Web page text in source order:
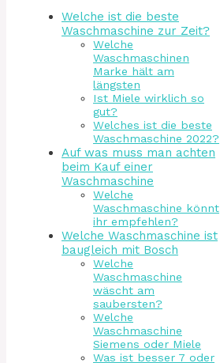
Welche ist die beste
Waschmaschine zur Zeit?
Welche
Waschmaschinen
Marke hält am
längsten
Ist Miele wirklich so
gut?
Welches ist die beste
Waschmaschine 2022?
Auf was muss man achten
beim Kauf einer
Waschmaschine
Welche
Waschmaschine könnt
ihr empfehlen?
Welche Waschmaschine ist
baugleich mit Bosch
Welche
Waschmaschine
wäscht am
saubersten?
Welche
Waschmaschine
Siemens oder Miele
Was ist besser 7 oder